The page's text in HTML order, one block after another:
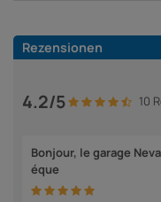
Rezensionen
4.2/5 10
Bonjour, le garage
éque